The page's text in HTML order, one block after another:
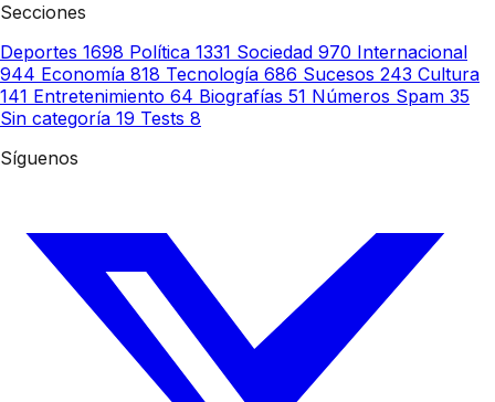
Secciones
Deportes 1698 Política 1331 Sociedad 970 Internacional
944 Economía 818 Tecnología 686 Sucesos 243 Cultura
141 Entretenimiento 64 Biografías 51 Números Spam 35
Sin categoría 19 Tests 8
Síguenos